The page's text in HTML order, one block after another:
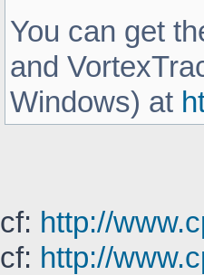
You can get
and
Windows) at
cf: http://
cf: http://